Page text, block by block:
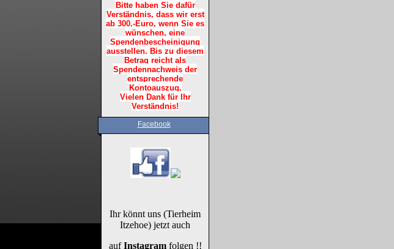
Bitte haben Sie dafür
Verständnis, dass wir erst
ab 300.-Euro, wenn Sie es
wünschen, eine
Spendenbescheinigung
ausstellen. Bis zu diesem
Betrag reicht als
Spendennachweis der
entsprechende
Kontoauszug.
Vielen Dank für Ihr
Verständnis!
Facebook
Ihr könnt uns (Tierheim
Itzehoe) jetzt auch
aufInstagramfolgen !!